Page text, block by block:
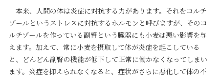
本来、人間の体は炎症に対抗する力があります。それをコルチ
ゾールというストレスに対抗するホルモンと呼びますが、そのコ
ルチゾールを作っている副腎という臓器にも小麦は悪い影響を与
えます。加えて、常に小麦を摂取して体が炎症を起こしている
と、どんどん副腎の機能が低下して正常に働かなくなってしまい
ます。炎症を抑えられなくなると、症状がさらに悪化して体の不